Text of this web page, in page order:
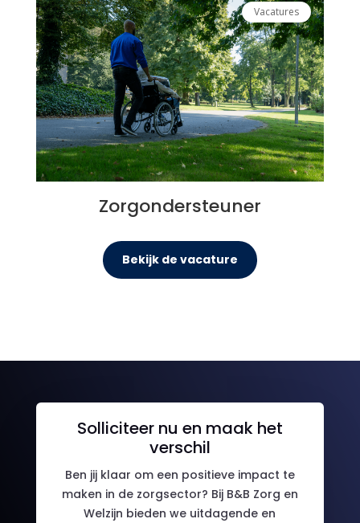
Vacatures
Zorgondersteuner
Bekijk de vacature
Solliciteer nu en maak het
verschil
Ben jij klaar om een positieve impact te
maken in de zorgsector? Bij B&B Zorg en
Welzijn bieden we uitdagende en